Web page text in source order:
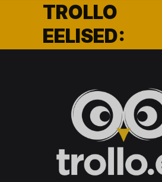
TROLLO
EELISED: